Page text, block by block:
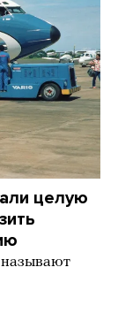
целую